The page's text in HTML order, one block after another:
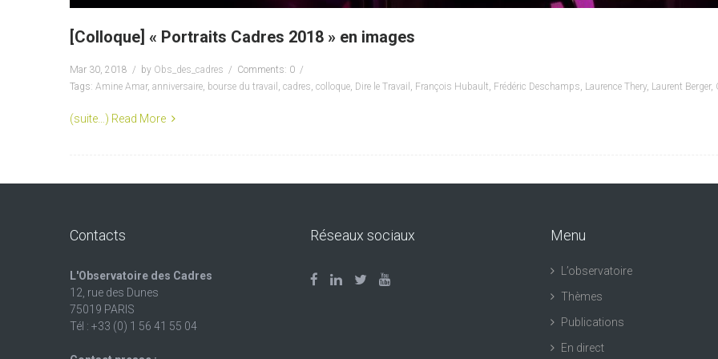
[Colloque] « Portraits Cadres 2018 » en images
Mar 30, 2018 by Obs_des_cadres
Comments: 0
Tags: Amine Amar, anniversaire, bourse du travail , cadres, colloque, Dire le Travail , François Hubault, Frédéric Deschamps, Laurence Thery, Laurent Berger,
(suite…) Read More
Contacts
L'Observatoire des Cadres
12, rue des Dunes
75019 PARIS
Tél : +33 (0) 1 56 41 55 04
Réseaux sociaux Menu
L’observatoire
Thèmes
Publications
En direct